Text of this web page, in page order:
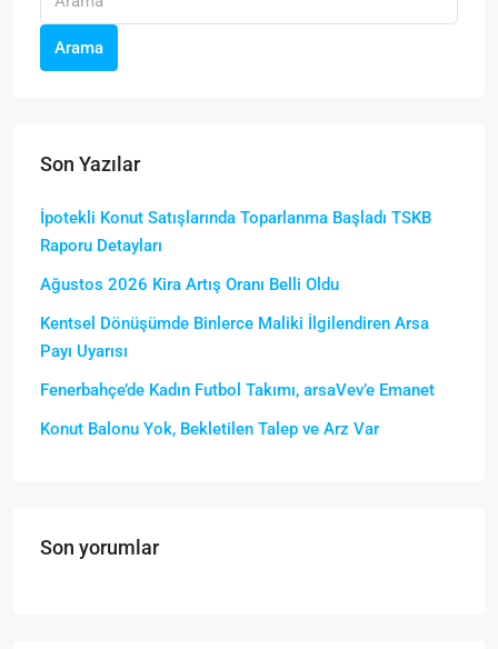
Arama
Son Yazılar
İpotekli Konut Satışlarında Toparlanma Başladı TSKB
Raporu Detayları
Ağustos 2026 Kira Artış Oranı Belli Oldu
Kentsel Dönüşümde Binlerce Maliki İlgilendiren Arsa
Payı Uyarısı
Fenerbahçe’de Kadın Futbol Takımı, arsaVev’e Emanet
Konut Balonu Yok, Bekletilen Talep ve Arz Var
Son yorumlar